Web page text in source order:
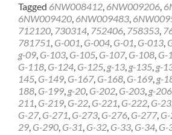
Tagged 6NW008412, 6NW009206,
6NW009420, 6NW009483,
712120, 730314, 752406, 758353,
781751, G-001, G-004, G-01, G-013,
g-09, G-103, G-105, G-107, G-108, G-
G-118, G-124, G-125, g-13, g-135, g-
145, G-149, G-167, G-168, G-169, g-
188, G-199, g-20, G-202, G-203, g-206
211, G-219, G-22, G-221, G-222, G-23
G-27, G-271, G-273, G-276, G-277,
29, G-290, G-31, G-32, G-33, G-34, G-